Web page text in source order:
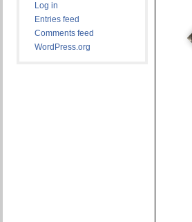
Log in
Entries feed
Comments feed
WordPress.org